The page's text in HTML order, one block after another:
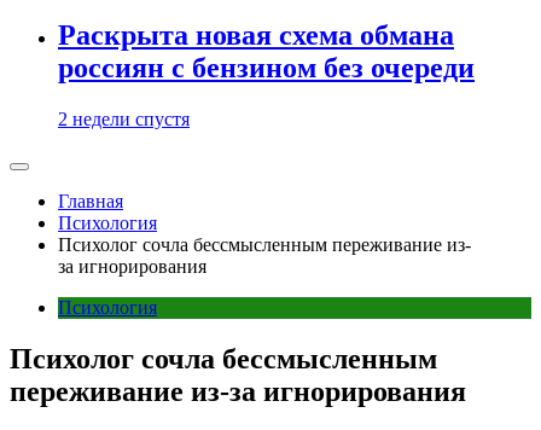
Раскрыта новая схема обмана
россиян с бензином без очереди
2 недели спустя
Главная
Психология
Психолог сочла бессмысленным переживание из-
за игнорирования
Психология
Психолог сочла бессмысленным
переживание из-за игнорирования